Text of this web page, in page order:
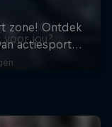
voor jou?